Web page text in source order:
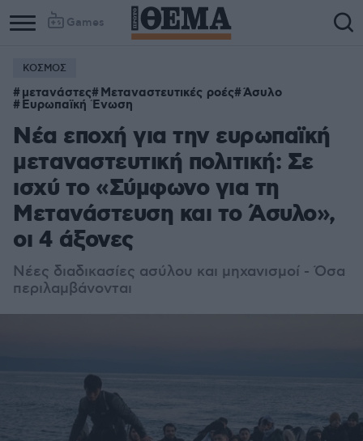
Games
ΚΟΣΜΟΣ
μετανάστες Μεταναστευτικές ροές Άσυλο
Ευρωπαϊκή Ένωση
Νέα εποχή για την ευρωπαϊκή
μεταναστευτική πολιτική: Σε
ισχύ το «Σύμφωνο για τη
Μετανάστευση και το Άσυλο»,
οι 4 άξονες
Νέες διαδικασίες ασύλου και μηχανισμοί - Όσα
περιλαμβάνονται